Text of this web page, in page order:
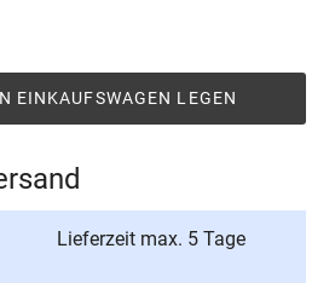
EINKAUFSWAGEN LEGEN
Lieferzeit max. 5 Tage